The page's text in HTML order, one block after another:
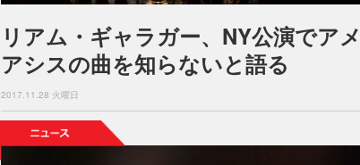
リアム・ギャラガー、NY公演でア
アシスの曲を知らないと語る
2017.11.28 火曜日